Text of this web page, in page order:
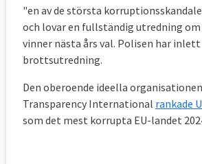
"en av de största
och lovar en fullständig utredning om
vinner nästa års val. Polisen har inlett
brottsutredning.
Den oberoende ideella organisationen
Transparency International rankade
som det mest korrupta EU-landet